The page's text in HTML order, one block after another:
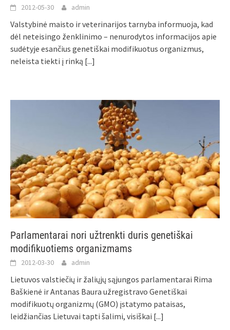
2012-05-30 admin
Valstybinė maisto ir veterinarijos tarnyba informuoja, kad
dėl neteisingo ženklinimo – nenurodytos informacijos apie
sudėtyje esančius genetiškai modifikuotus organizmus,
neleista tiekti į rinką [...]
Parlamentarai nori užtrenkti duris genetiškai
modifikuotiems organizmams
2012-03-30 admin
Lietuvos valstiečių ir žaliųjų sąjungos parlamentarai Rima
Baškienė ir Antanas Baura užregistravo Genetiškai
modifikuotų organizmų (GMO) įstatymo pataisas,
leidžiančias Lietuvai tapti šalimi, visiškai [...]